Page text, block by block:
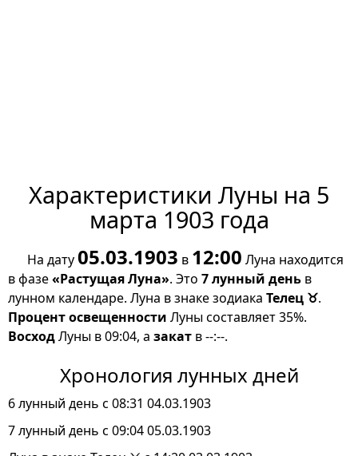
Характеристики Луны на 5
марта 1903 года
На дату05.03.1903 в 12:00 Луна находится
в фазе«Растущая Луна». Это 7 лунный день в
лунном календаре. Луна в знаке зодиака Телец ♉.
Процент освещенности Луны составляет 35%.
ВосходЛуны в 09:04, а закат в --:--.
Хронология лунных дней
6 лунный день с 08:31 04.03.1903
7 лунный день с 09:04 05.03.1903